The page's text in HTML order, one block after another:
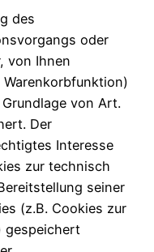
des
oder
von Ihnen
von Art.
Der
Interesse
zur technisch
seiner
(z.B. Cookies zur
gespeichert